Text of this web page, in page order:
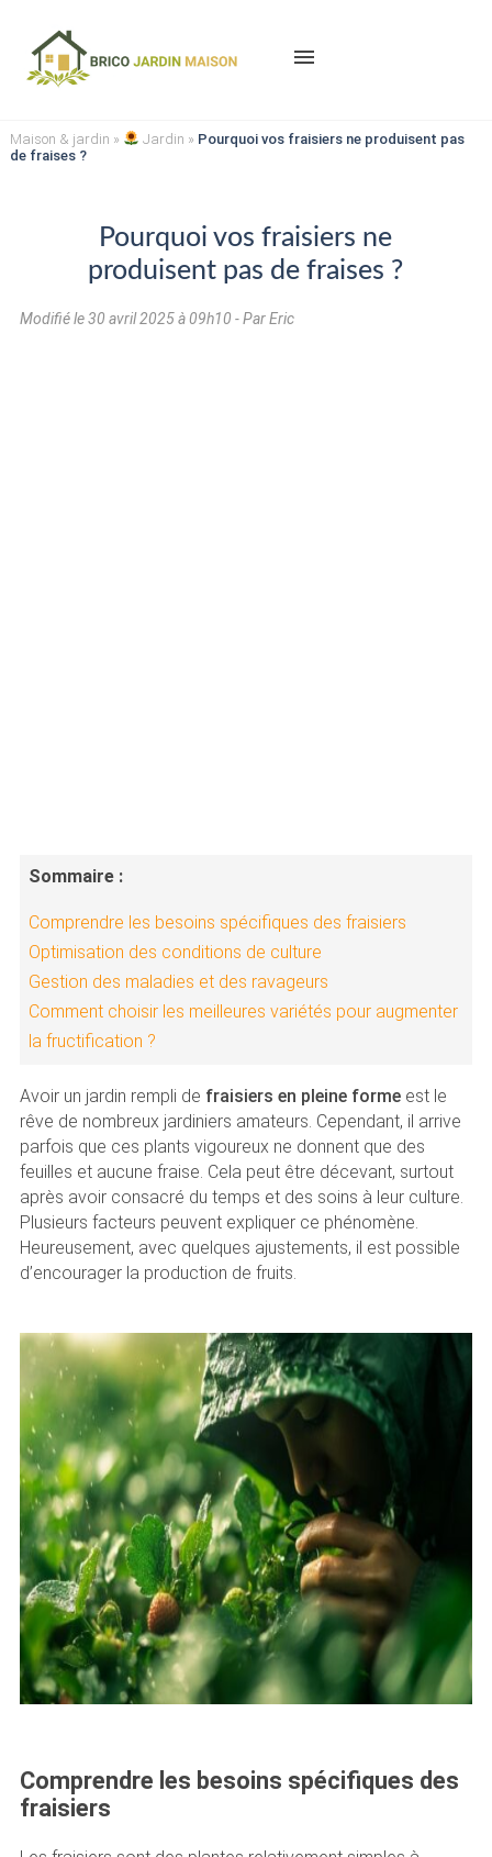
menu
Maison & jardin » Jardin » Pourquoi vos fraisiers ne produisent pas
de fraises ?
Pourquoi vos fraisiers ne
produisent pas de fraises ?
Modifié le30 avril 2025 à 09h10 - Par Eric
Sommaire :
Comprendre les besoins spécifiques des fraisiers
Optimisation des conditions de culture
Gestion des maladies et des ravageurs
Comment choisir les meilleures variétés pour augmenter
la fructification ?
Avoir un jardin rempli de fraisiers en pleine formeest le
rêve de nombreux jardiniers amateurs. Cependant, il arrive
parfois que ces plants vigoureux ne donnent que des
feuilles et aucune fraise. Cela peut être décevant, surtout
après avoir consacré du temps et des soins à leur culture.
Plusieurs facteurs peuvent expliquer ce phénomène.
Heureusement, avec quelques ajustements, il est possible
d’encourager la production de fruits.
Comprendre les besoins spécifiques des
fraisiers